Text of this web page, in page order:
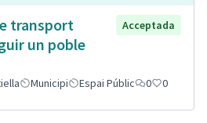
transport
un poble
Acceptada
Municipi Espai Públic 0 0